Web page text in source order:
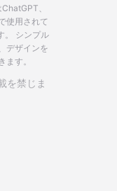
、
使用されて
シンプル
デザインを
す。
禁じま